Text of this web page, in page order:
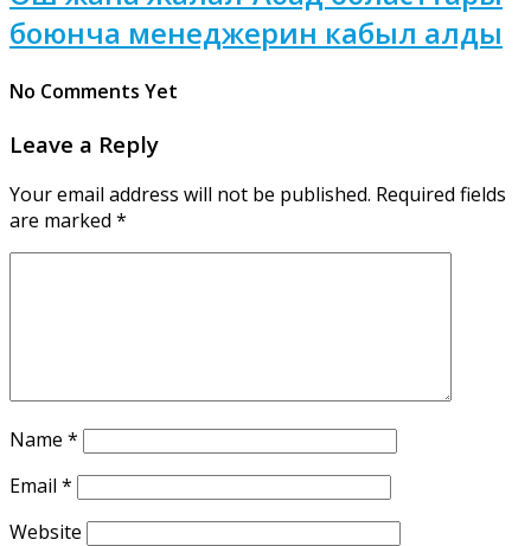
боюнча менеджерин кабыл алды
No Comments Yet
Leave a Reply
Your email address will not be published. Required fields
are marked *
Name *
Email *
Website